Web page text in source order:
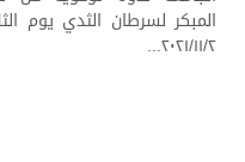
المبكر لسرطان الثدي يوم
٢٠٢١/١١/٢...